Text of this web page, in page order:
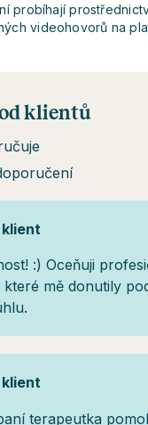
probíhají
videohovorů na
klientů
:) Oceňuji
mě donutily
terapeutka